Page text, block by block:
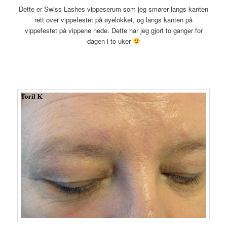
Dette er Swiss Lashes vippeserum som jeg smører langs kanten
rett over vippefestet på øyelokket, og langs kanten på
vippefestet på vippene nede. Dette har jeg gjort to ganger for
dagen i to uker